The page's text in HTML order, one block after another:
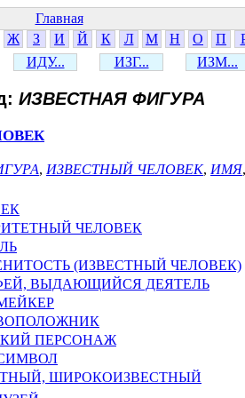
Главная
Ж З И Й К Л М Н О П
ИДУ... ИЗГ... ИЗМ...
ИЗВЕСТНАЯ ФИГУРА
, ИЗВЕСТНЫЙ ЧЕЛОВЕК, ИМЯ,
ЧЕЛОВЕК
(ИЗВЕСТНЫЙ ЧЕЛОВЕК)
ВЫДАЮЩИЙСЯ ДЕЯТЕЛЬ
ПЕРСОНАЖ
ШИРОКОИЗВЕСТНЫЙ